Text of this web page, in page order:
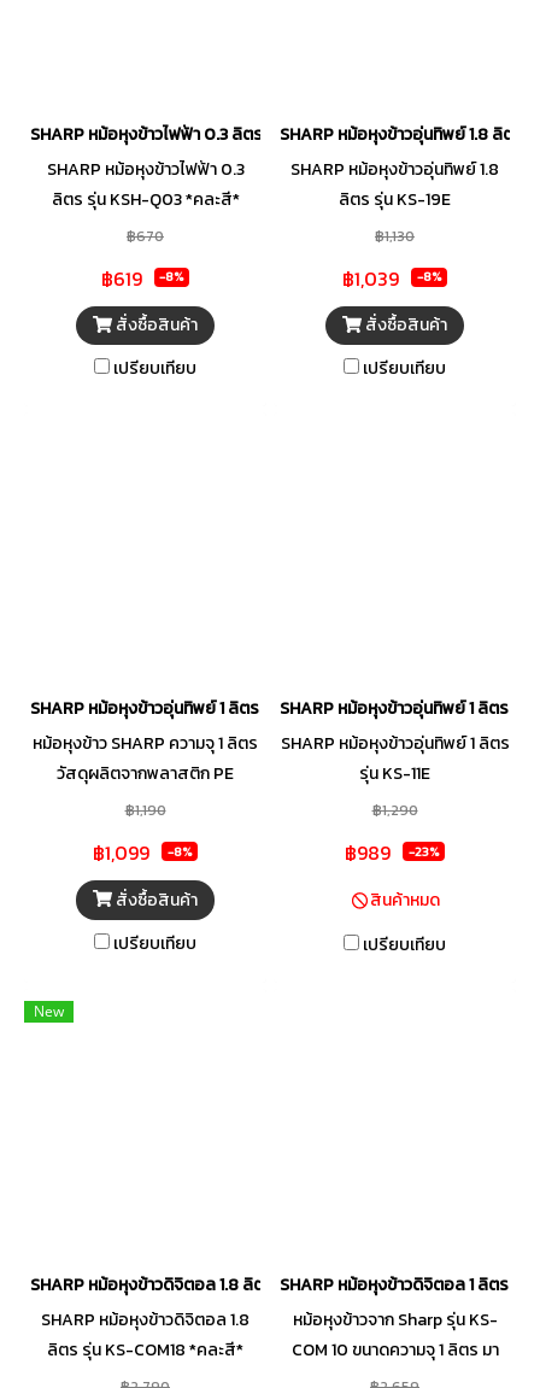
SHARP หม้อหุงข้าวไฟฟ้า 0.3 ลิตร รุ่น KSH-Q03 *คละสี*
SHARP หม้อหุงข้าวไฟฟ้า 0.3
ลิตร รุ่น KSH-Q03 *คละสี*
฿670
฿619 -8%
สั่งซื้อสินค้า
เปรียบเทียบ
SHARP หม้อหุงข้าวอุ่นทิพย์ 1.8 ลิตร รุ่
SHARP หม้อหุงข้าวอุ่นทิพย์ 1.8
ลิตร รุ่น KS-19E
฿1,130
฿1,039 -8%
สั่งซื้อสินค้า
เปรียบเทียบ
SHARP หม้อหุงข้าวอุ่นทิพย์ 1 ลิตร รุ่น KS-11ET
หม้อหุงข้าว SHARP ความจุ 1 ลิตร
วัสดุผลิตจากพลาสติก PE
(Polyethylene) แข็งแรง ทนทาน
เคลือบโพลิฟลอน ทำให้ข้าวไม่ติด
หม้อ ที่มีความปลอดภัย ใช้งานได้
ยาวนาน หุงข้าวได้หลากหลายชนิด
สามารถใช้งานได้อย่างสะดวก
฿1,190
฿1,099 -8%
สั่งซื้อสินค้า
เปรียบเทียบ
SHARP หม้อหุงข้าวอุ่นทิพย์ 1 ลิตร รุ่น
SHARP หม้อหุงข้าวอุ่นทิพย์ 1 ลิตร
รุ่น KS-11E
฿1,290
฿989 -23%
สินค้าหมด
เปรียบเทียบ
New
SHARP หม้อหุงข้าวดิจิตอล 1.8 ลิตร รุ่น KS-COM18 *คละสี*
SHARP หม้อหุงข้าวดิจิตอล 1.8
ลิตร รุ่น KS-COM18 *คละสี*
SHARP หม้อหุงข้าวดิจิตอล 1 ลิตร รุ่น
หม้อหุงข้าวจาก Sharp รุ่น KS-
COM 10 ขนาดความจุ 1 ลิตร มา
พร้อมดีไซน์ทันสมัย น่าใช้งาน โดย